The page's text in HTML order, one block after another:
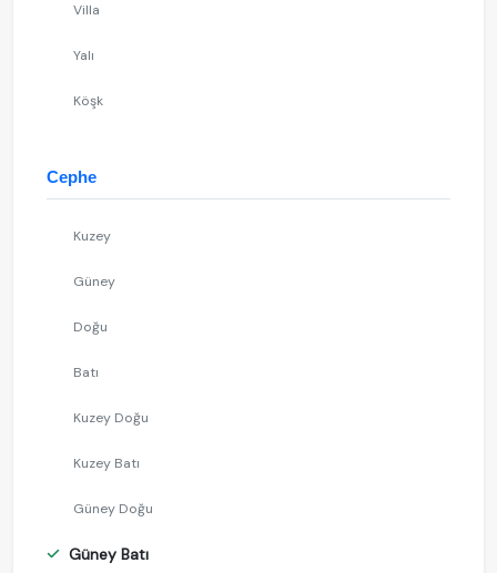
Villa
Yalı
Köşk
Cephe
Kuzey
Güney
Doğu
Batı
Kuzey Doğu
Kuzey Batı
Güney Doğu
Güney Batı